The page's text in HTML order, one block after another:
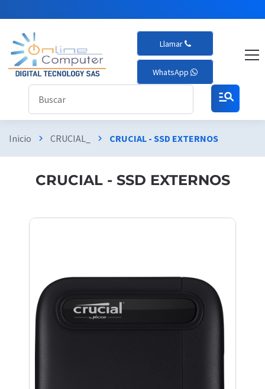
Llamar
WhatsApp
manage_search
Inicio chevron_right CRUCIAL_ chevron_right CRUCIAL - SSD EXTERNOS
CRUCIAL - SSD EXTERNOS